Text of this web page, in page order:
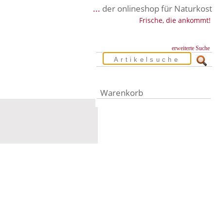
... der onlineshop für Naturkost
Frische, die ankommt!
erweiterte Suche
Warenkorb